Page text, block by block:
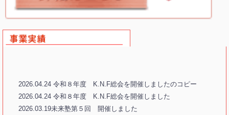
2026.04.24 令和８年度 K.N.F総会を開催しましたのコピー
2026.04.24 令和８年度 K.N.F総会を開催しました
2026.03.19未来塾第５回 開催しました